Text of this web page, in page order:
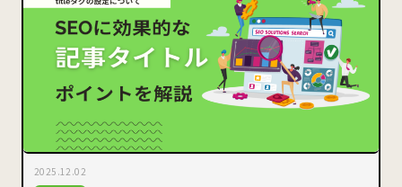
2025.12.02